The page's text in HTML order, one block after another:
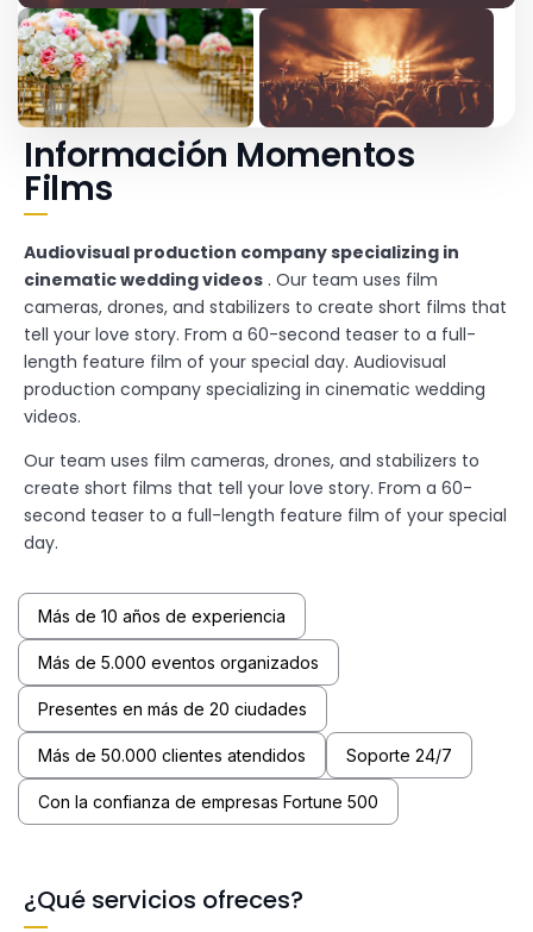
Información Momentos
Films
Audiovisual production company specializing in
cinematic wedding videos . Our team uses film
cameras, drones, and stabilizers to create short films that
tell your love story. From a 60-second teaser to a full-
length feature film of your special day. Audiovisual
production company specializing in cinematic wedding
videos.
Our team uses film cameras, drones, and stabilizers to
create short films that tell your love story. From a 60-
second teaser to a full-length feature film of your special
day.
Más de 10 años de experiencia
Más de 5.000 eventos organizados
Presentes en más de 20 ciudades
Más de 50.000 clientes atendidos Soporte 24/7
Con la confianza de empresas Fortune 500
¿Qué servicios ofreces?